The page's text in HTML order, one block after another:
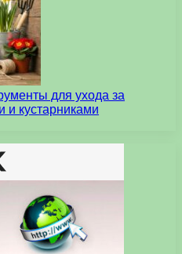
для ухода за
и кустарниками